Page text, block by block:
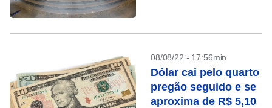
08/08/22 - 17:56min
Dólar cai pelo quarto
pregão seguido e se
aproxima de R$ 5,10